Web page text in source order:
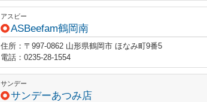
アスビー
ASBeefam鶴岡南
住所：〒997-0862 山形県鶴岡市 ほなみ町9番5
電話：0235-28-1554
サンデー
サンデーあつみ店